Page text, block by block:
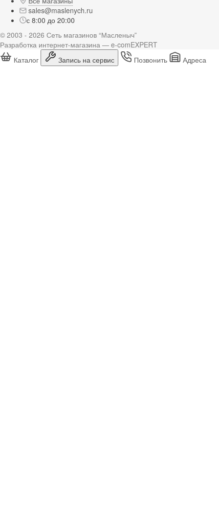
sales@maslenych.ru
с 8:00 до 20:00
© 2003 - 2026 Сеть магазинов “Масленыч”
Разработка интернет-магазина — e-comEXPERT
Каталог
Запись на сервис Позвонить Адреса